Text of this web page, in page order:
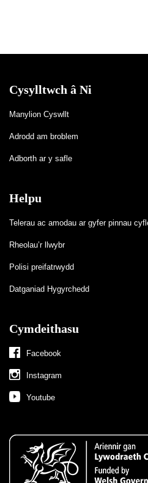
Cysylltwch â Ni
Manylion Cyswllt
Adrodd am broblem
Adborth ar y safle
Helpu
Telerau ac amodau ar gyfer pinnau
Rheolau’r llwybr
Polisi preifatrwydd
Datganiad Hygyrchedd
Cymdeithasu
Facebook
Instagram
Youtube